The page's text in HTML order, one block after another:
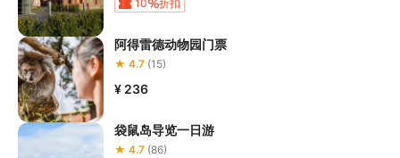
10 折扣
阿得雷德动物园门票
★ 4.7 (15)
¥ 236
袋鼠岛导览一日游
★ 4.7 (86)